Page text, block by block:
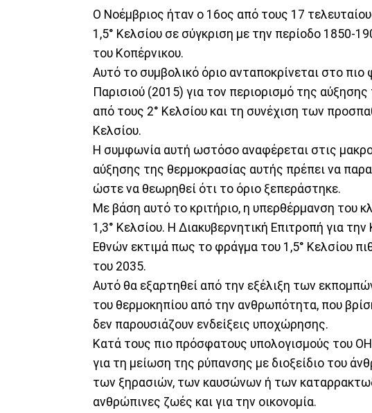
Ο Νοέμβριος ήταν ο 16ος από τους 17
1,5° Κελσίου σε σύγκριση με την περίοδο 1850-
του Κοπέρνικου.
Αυτό το συμβολικό όριο ανταποκρίνεται στο
Παρισιού (2015) για τον περιορισμό της
από τους 2° Κελσίου και τη συνέχιση των
Κελσίου.
Η συμφωνία αυτή ωστόσο αναφέρεται στις
αύξησης της θερμοκρασίας αυτής πρέπει να
ώστε να θεωρηθεί ότι το όριο ξεπεράστηκε.
Με βάση αυτό το κριτήριο, η υπερθέρμανση του
1,3° Κελσίου. Η Διακυβερνητική Επιτροπή για
Εθνών εκτιμά πως το φράγμα του 1,5° Κελσίου
του 2035.
Αυτό θα εξαρτηθεί από την εξέλιξη των
του θερμοκηπίου από την ανθρωπότητα, που
δεν παρουσιάζουν ενδείξεις υποχώρησης.
Κατά τους πιο πρόσφατους υπολογισμούς του
για τη μείωση της ρύπανσης με διοξείδιο του
των ξηρασιών, των καυσώνων ή των
ανθρώπινες ζωές και για την οικονομία.